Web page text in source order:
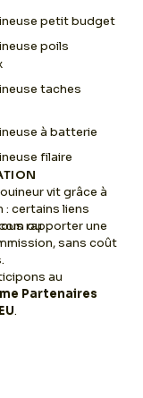
petit budget
poils
taches
à batterie
filaire
ou
vit grâce à
: certains liens
rapporter une
sans coût
au
Partenaires
.